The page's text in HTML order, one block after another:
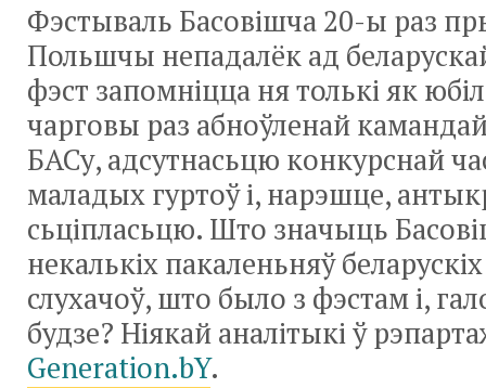
Фэстываль Басовішча 20-ы раз
Польшчы непадалёк ад
фэст запомніцца ня толькі як
чарговы раз абноўленай камандай
БАСу, адсутнасьцю конкурснай
маладых гуртоў і, нарэшце,
сьціпласьцю. Што значыць
некалькіх пакаленьняў
слухачоў, што было з фэстам і,
будзе? Ніякай аналітыкі ў
Generation.bY.